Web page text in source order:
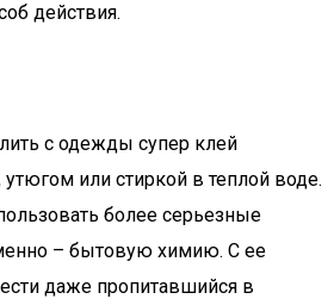
действия.
с одежды супер клей
или стиркой в теплой воде.
более серьезные
– бытовую химию. С ее
даже пропитавшийся в